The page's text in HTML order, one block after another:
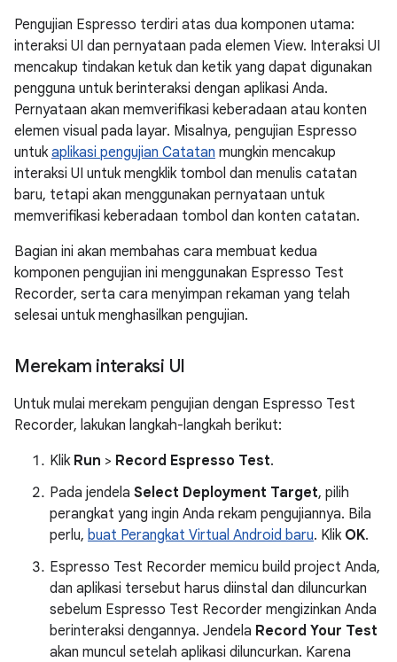
Pengujian Espresso terdiri atas dua komponen utama:
interaksi UI dan pernyataan pada elemen View. Interaksi UI
mencakup tindakan ketuk dan ketik yang dapat digunakan
pengguna untuk berinteraksi dengan aplikasi Anda.
Pernyataan akan memverifikasi keberadaan atau konten
elemen visual pada layar. Misalnya, pengujian Espresso
untuk aplikasi pengujian Catatan mungkin mencakup
interaksi UI untuk mengklik tombol dan menulis catatan
baru, tetapi akan menggunakan pernyataan untuk
memverifikasi keberadaan tombol dan konten catatan.
Bagian ini akan membahas cara membuat kedua
komponen pengujian ini menggunakan Espresso Test
Recorder, serta cara menyimpan rekaman yang telah
selesai untuk menghasilkan pengujian.
Merekam interaksi UI
Untuk mulai merekam pengujian dengan Espresso Test
Recorder, lakukan langkah-langkah berikut:
Klik Run > Record Espresso Test.
Pada jendela Select Deployment Target, pilih
perangkat yang ingin Anda rekam pengujiannya. Bila
perlu, buat Perangkat Virtual Android baru. Klik OK.
Espresso Test Recorder memicu build project Anda,
dan aplikasi tersebut harus diinstal dan diluncurkan
sebelum Espresso Test Recorder mengizinkan Anda
berinteraksi dengannya. Jendela Record Your Test
akan muncul setelah aplikasi diluncurkan. Karena